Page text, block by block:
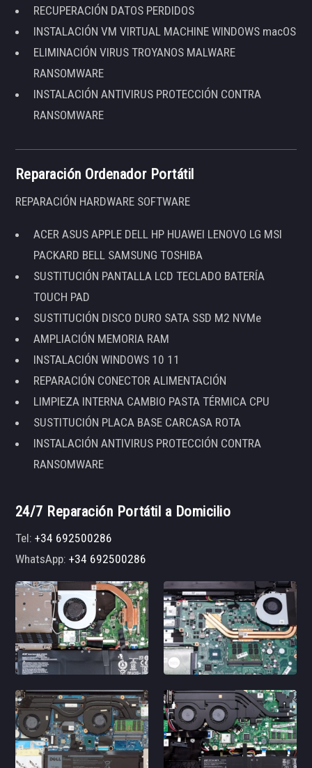
RECUPERACIÓN DATOS PERDIDOS
INSTALACIÓN VM VIRTUAL MACHINE WINDOWS macOS
ELIMINACIÓN VIRUS TROYANOS MALWARE
RANSOMWARE
INSTALACIÓN ANTIVIRUS PROTECCIÓN CONTRA
RANSOMWARE
Reparación Ordenador Portátil
REPARACIÓN HARDWARE SOFTWARE
ACER ASUS APPLE DELL HP HUAWEI LENOVO LG MSI
PACKARD BELL SAMSUNG TOSHIBA
SUSTITUCIÓN PANTALLA LCD TECLADO BATERÍA
TOUCH PAD
SUSTITUCIÓN DISCO DURO SATA SSD M2 NVMe
AMPLIACIÓN MEMORIA RAM
INSTALACIÓN WINDOWS 10 11
REPARACIÓN CONECTOR ALIMENTACIÓN
LIMPIEZA INTERNA CAMBIO PASTA TÉRMICA CPU
SUSTITUCIÓN PLACA BASE CARCASA ROTA
INSTALACIÓN ANTIVIRUS PROTECCIÓN CONTRA
RANSOMWARE
24/7 Reparación Portátil a Domicilio
Tel:+34 692500286
WhatsApp:+34 692500286